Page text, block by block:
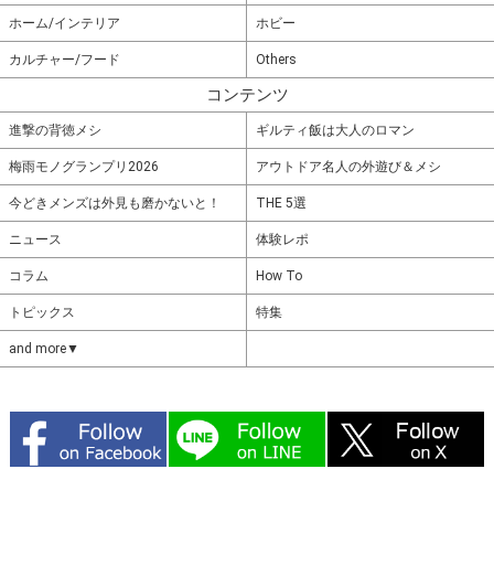
ホーム/インテリア ホビー
カルチャー/フード Others
コンテンツ
進撃の背徳メシ ギルティ飯は大人のロマン
梅雨モノグランプリ2026 アウトドア名人の外遊び＆メシ
今どきメンズは外見も磨かないと！ THE 5選
ニュース 体験レポ
コラム How To
トピックス 特集
and more▼